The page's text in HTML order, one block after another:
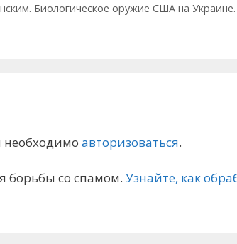
Биологическое оружие США на
авторизоваться.
борьбы со спамом. Узнайте, как